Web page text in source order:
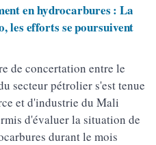
en hydrocarbures : La
les efforts se poursuivent
de concertation entre le
secteur pétrolier s'est tenue
et d'industrie du Mali
d'évaluer la situation de
durant le mois